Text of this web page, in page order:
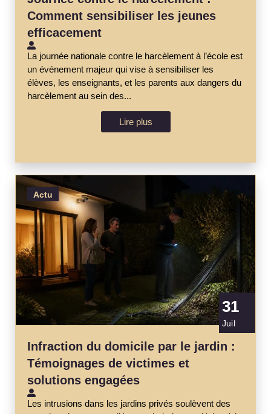
Comment sensibiliser les jeunes
efficacement
La journée nationale contre le harcèlement à l’école est
un événement majeur qui vise à sensibiliser les
élèves, les enseignants, et les parents aux dangers du
harcèlement au sein des...
Lire plus
Actu
31
Juil
Infraction du domicile par le jardin :
Témoignages de victimes et
solutions engagées
Les intrusions dans les jardins privés soulèvent des